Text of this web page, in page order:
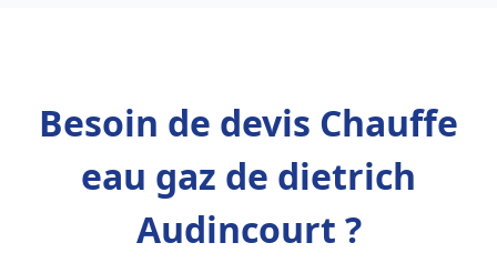
Besoin de devis Chauffe
eau gaz de dietrich
Audincourt ?